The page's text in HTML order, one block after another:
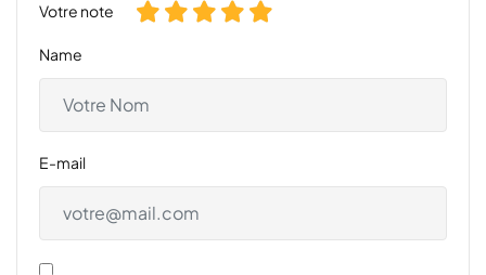
Votre note
Name
E-mail